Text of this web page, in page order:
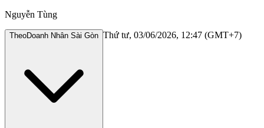
Nguyễn Tùng
TheoDoanh Nhân Sài Gòn Thứ tư, 03/06/2026, 12:47 (GMT+7)